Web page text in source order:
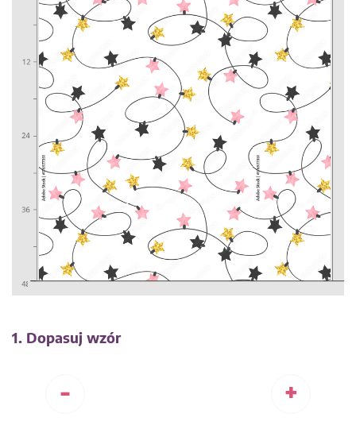
1. Dopasuj wzór
- +